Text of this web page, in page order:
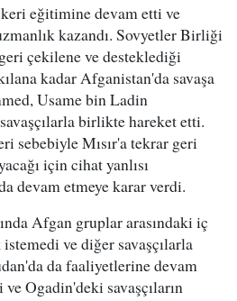
eğitimine devam etti ve
kazandı. Sovyetler Birliği
çekilene ve desteklediği
kadar Afganistan'da savaşa
Usame bin Ladin
birlikte hareket etti.
sebebiyle Mısır'a tekrar geri
için cihat yanlısı
devam etmeye karar verdi.
Afgan gruplar arasındaki iç
ve diğer savaşçılarla
da faaliyetlerine devam
Ogadin'deki savaşçıların